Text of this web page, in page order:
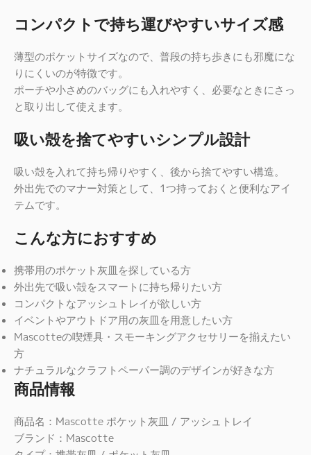
コンパクトで持ち運びやすいサイズ感
薄型のポケットサイズなので、普段の持ち歩きにも邪魔にな
りにくいのが特徴です。
ポーチや小さめのバッグにも入れやすく、必要なときにさっ
と取り出して使えます。
吸い殻を捨てやすいシンプル設計
吸い殻を入れて持ち帰りやすく、後から捨てやすい構造。
外出先でのマナー対策として、1つ持っておくと便利なアイ
テムです。
こんな方におすすめ
携帯用のポケット灰皿を探している方
外出先で吸い殻をスマートに持ち帰りたい方
コンパクトなアッシュトレイが欲しい方
イベントやアウトドア用の灰皿を用意したい方
Mascotteの喫煙具・スモーキングアクセサリーを揃えたい
方
ナチュラルなクラフトペーパー調のデザインが好きな方
商品情報
商品名：Mascotte ポケット灰皿 / アッシュトレイ
ブランド：Mascotte